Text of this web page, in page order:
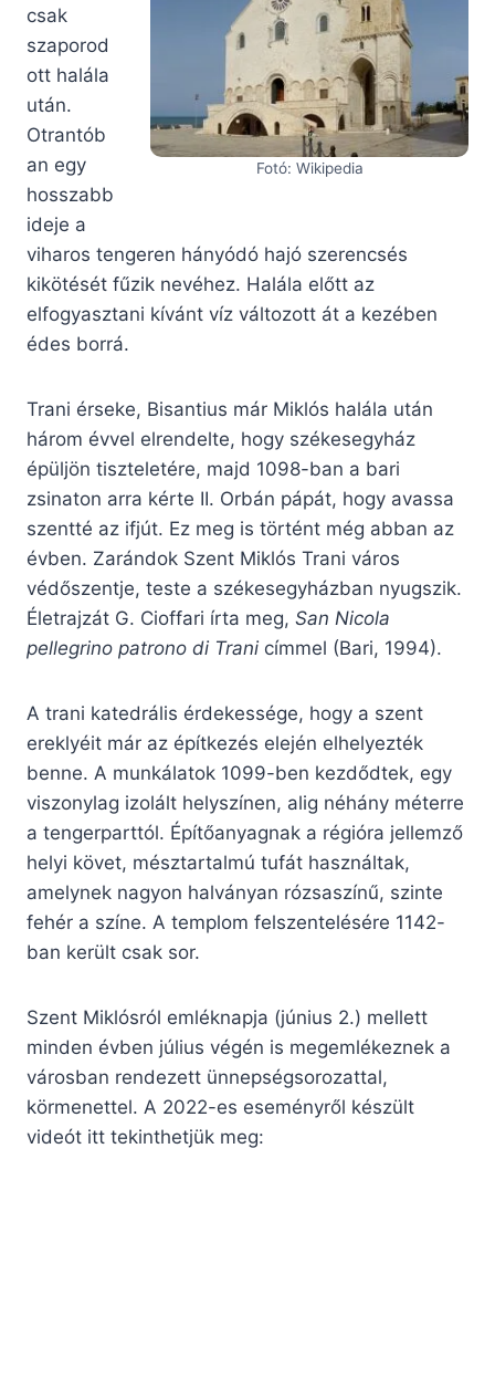
Fotó: Wikipedia
csak
szaporod
ott halála
után.
Otrantób
an egy
hosszabb
ideje a
viharos tengeren hányódó hajó szerencsés
kikötését fűzik nevéhez. Halála előtt az
elfogyasztani kívánt víz változott át a kezében
édes borrá.
Trani érseke, Bisantius már Miklós halála után
három évvel elrendelte, hogy székesegyház
épüljön tiszteletére, majd 1098-ban a bari
zsinaton arra kérte II. Orbán pápát, hogy avassa
szentté az ifjút. Ez meg is történt még abban az
évben. Zarándok Szent Miklós Trani város
védőszentje, teste a székesegyházban nyugszik.
Életrajzát G. Cioffari írta meg, San Nicola
pellegrino patrono di Trani címmel (Bari, 1994).
A trani katedrális érdekessége, hogy a szent
ereklyéit már az építkezés elején elhelyezték
benne. A munkálatok 1099-ben kezdődtek, egy
viszonylag izolált helyszínen, alig néhány méterre
a tengerparttól. Építőanyagnak a régióra jellemző
helyi követ, mésztartalmú tufát használtak,
amelynek nagyon halványan rózsaszínű, szinte
fehér a színe. A templom felszentelésére 1142-
ban került csak sor.
Szent Miklósról emléknapja (június 2.) mellett
minden évben július végén is megemlékeznek a
városban rendezett ünnepségsorozattal,
körmenettel. A 2022-es eseményről készült
videót itt tekinthetjük meg: